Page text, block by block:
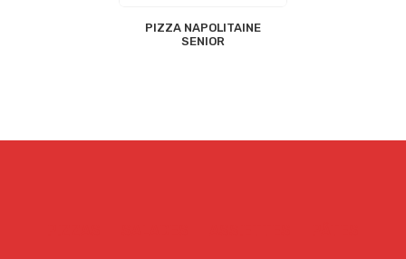
PIZZA NAPOLITAINE
SENIOR